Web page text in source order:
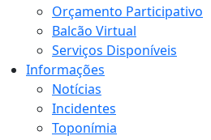
Orçamento Participativo
Balcão Virtual
Serviços Disponíveis
Informações
Notícias
Incidentes
Toponímia